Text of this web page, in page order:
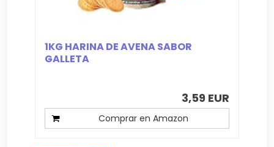
1KG HARINA DE AVENA SABOR
GALLETA
3,59 EUR
Comprar en Amazon